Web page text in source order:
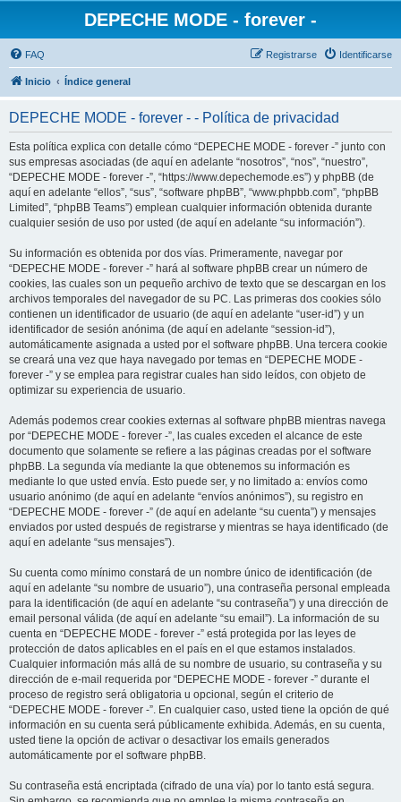
DEPECHE MODE - forever -
FAQ Identificarse
Registrarse
Inicio Índice general
DEPECHE MODE - forever - - Política de privacidad
Esta política explica con detalle cómo “DEPECHE MODE - forever -” junto con
sus empresas asociadas (de aquí en adelante “nosotros”, “nos”, “nuestro”,
“DEPECHE MODE - forever -”, “https://www.depechemode.es”) y phpBB (de
aquí en adelante “ellos”, “sus”, “software phpBB”, “www.phpbb.com”, “phpBB
Limited”, “phpBB Teams”) emplean cualquier información obtenida durante
cualquier sesión de uso por usted (de aquí en adelante “su información”).
Su información es obtenida por dos vías. Primeramente, navegar por
“DEPECHE MODE - forever -” hará al software phpBB crear un número de
cookies, las cuales son un pequeño archivo de texto que se descargan en los
archivos temporales del navegador de su PC. Las primeras dos cookies sólo
contienen un identificador de usuario (de aquí en adelante “user-id”) y un
identificador de sesión anónima (de aquí en adelante “session-id”),
automáticamente asignada a usted por el software phpBB. Una tercera cookie
se creará una vez que haya navegado por temas en “DEPECHE MODE -
forever -” y se emplea para registrar cuales han sido leídos, con objeto de
optimizar su experiencia de usuario.
Además podemos crear cookies externas al software phpBB mientras navega
por “DEPECHE MODE - forever -”, las cuales exceden el alcance de este
documento que solamente se refiere a las páginas creadas por el software
phpBB. La segunda vía mediante la que obtenemos su información es
mediante lo que usted envía. Esto puede ser, y no limitado a: envíos como
usuario anónimo (de aquí en adelante “envíos anónimos”), su registro en
“DEPECHE MODE - forever -” (de aquí en adelante “su cuenta”) y mensajes
enviados por usted después de registrarse y mientras se haya identificado (de
aquí en adelante “sus mensajes”).
Su cuenta como mínimo constará de un nombre único de identificación (de
aquí en adelante “su nombre de usuario”), una contraseña personal empleada
para la identificación (de aquí en adelante “su contraseña”) y una dirección de
email personal válida (de aquí en adelante “su email”). La información de su
cuenta en “DEPECHE MODE - forever -” está protegida por las leyes de
protección de datos aplicables en el país en el que estamos instalados.
Cualquier información más allá de su nombre de usuario, su contraseña y su
dirección de e-mail requerida por “DEPECHE MODE - forever -” durante el
proceso de registro será obligatoria u opcional, según el criterio de
“DEPECHE MODE - forever -”. En cualquier caso, usted tiene la opción de qué
información en su cuenta será públicamente exhibida. Además, en su cuenta,
usted tiene la opción de activar o desactivar los emails generados
automáticamente por el software phpBB.
Su contraseña está encriptada (cifrado de una vía) por lo tanto está segura.